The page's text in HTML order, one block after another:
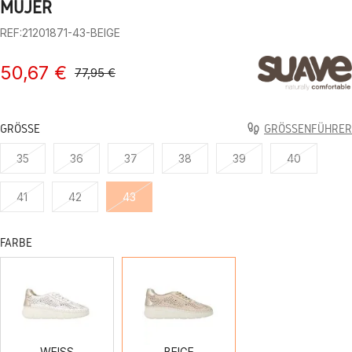
MUJER
REF:21201871-43-BEIGE
50,67 € 77,95 €
GRÖSSE GRÖSSENFÜHRER
35 36 37 38 39 40
41 42 43
FARBE